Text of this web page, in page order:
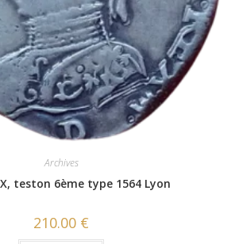
Archives
teston 6ème type 1564 Lyon
210.00 €